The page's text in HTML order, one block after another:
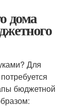
дома
Для
бюджетной